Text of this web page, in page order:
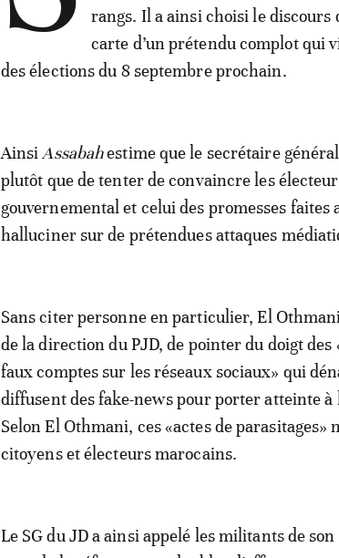
rangs. Il a ainsi choisi le
carte d’un prétendu complot qui
des élections du 8 septembre prochain.
Ainsi Assabahestime que le secrétaire
plutôt que de tenter de convaincre les
gouvernemental et celui des promesses
halluciner sur de prétendues attaques
Sans citer personne en particulier, El
de la direction du PJD, de pointer du doigt
faux comptes sur les réseaux sociaux» qui
diffusent des fake-news pour porter atteinte à
Selon El Othmani, ces «actes de
citoyens et électeurs marocains.
Le SG du JD a ainsi appelé les militants de